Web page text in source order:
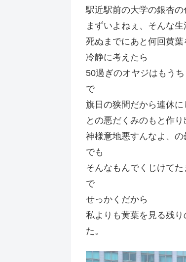
駅近駅前の大学の銀杏の
まずいよねぇ、そんな生
死ぬまでにあと何回黄
冷静に考えたら
50過ぎのオヤジはもう
で
旗日の狭間だから連休に
との悪だくみのもと作り
神様意地悪すんなよ、の
でも
そんなもんでくじけてた
で
せっかくだから
私よりも黄葉を見る残
た。